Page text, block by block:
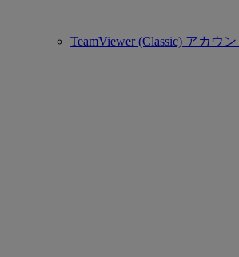
TeamViewer (Classic) アカウ